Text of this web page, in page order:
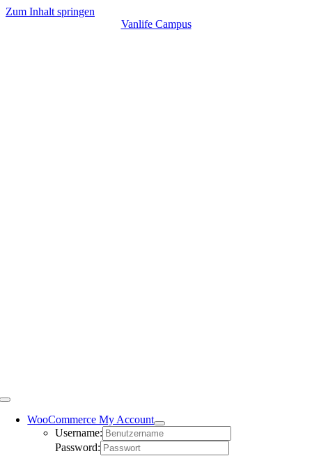
Zum Inhalt springen
Vanlife Campus
WooCommerce My Account
Username:
Password: